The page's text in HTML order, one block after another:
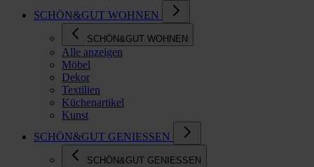
SCHÖN&GUT WOHNEN
SCHÖN&GUT WOHNEN
Alle anzeigen
Möbel
Dekor
Textilien
Küchenartikel
Kunst
SCHÖN&GUT GENIESSEN
SCHÖN&GUT GENIESSEN